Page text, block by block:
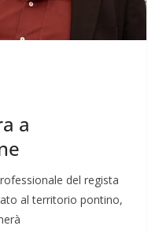
a
del regista
al territorio pontino,